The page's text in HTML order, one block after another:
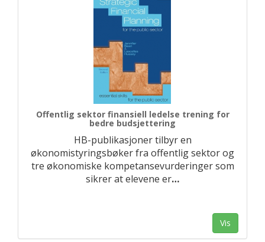
Offentlig sektor finansiell ledelse trening for
bedre budsjettering
HB-publikasjoner tilbyr en
økonomistyringsbøker fra offentlig sektor og
tre økonomiske kompetansevurderinger som
sikrer at elevene er…
Vis